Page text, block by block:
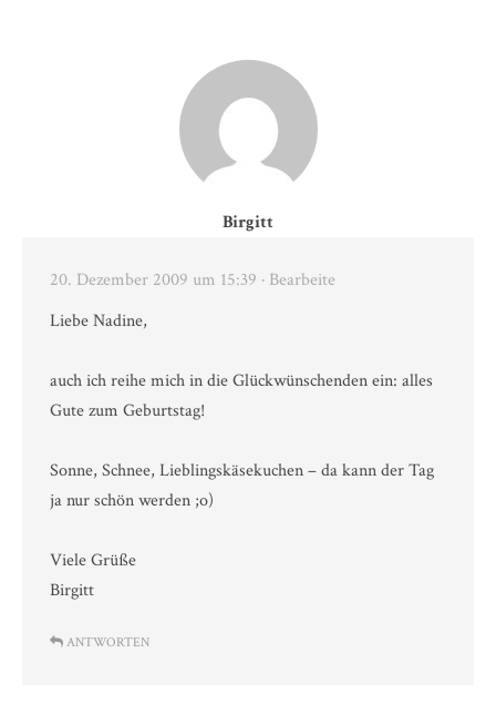
Birgitt
20. Dezember 2009 um 15:39 · Bearbeite
Liebe Nadine,
auch ich reihe mich in die Glückwünschenden ein: alles
Gute zum Geburtstag!
Sonne, Schnee, Lieblingskäsekuchen – da kann der Tag
ja nur schön werden ;o)
Viele Grüße
Birgitt
ANTWORTEN